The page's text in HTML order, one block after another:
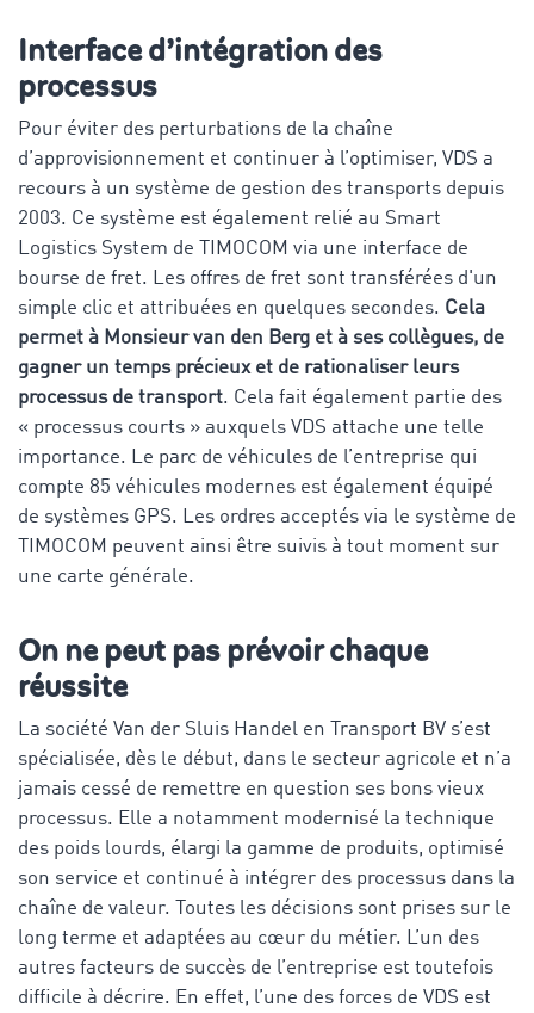
Interface d’intégration des
processus
Pour éviter des perturbations de la chaîne
d’approvisionnement et continuer à l’optimiser, VDS a
recours à un système de gestion des transports depuis
2003. Ce système est également relié au Smart
Logistics System de TIMOCOM via une interface de
bourse de fret. Les offres de fret sont transférées d'un
simple clic et attribuées en quelques secondes. Cela
permet à Monsieur van den Berg et à ses collègues, de
gagner un temps précieux et de rationaliser leurs
processus de transport. Cela fait également partie des
« processus courts » auxquels VDS attache une telle
importance. Le parc de véhicules de l’entreprise qui
compte 85 véhicules modernes est également équipé
de systèmes GPS. Les ordres acceptés via le système de
TIMOCOM peuvent ainsi être suivis à tout moment sur
une carte générale.
On ne peut pas prévoir chaque
réussite
La société Van der Sluis Handel en Transport BV s’est
spécialisée, dès le début, dans le secteur agricole et n’a
jamais cessé de remettre en question ses bons vieux
processus. Elle a notamment modernisé la technique
des poids lourds, élargi la gamme de produits, optimisé
son service et continué à intégrer des processus dans la
chaîne de valeur. Toutes les décisions sont prises sur le
long terme et adaptées au cœur du métier. L’un des
autres facteurs de succès de l’entreprise est toutefois
difficile à décrire. En effet, l’une des forces de VDS est